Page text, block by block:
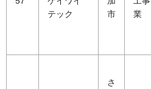
テック
市
業
さ